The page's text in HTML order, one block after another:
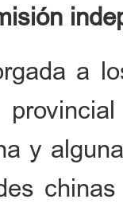
a
y